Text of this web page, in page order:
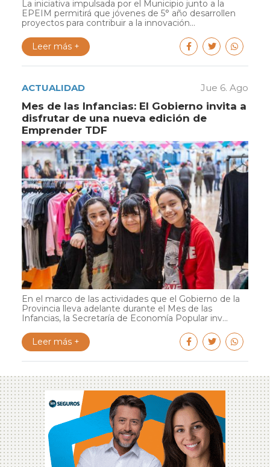
La iniciativa impulsada por el Municipio junto a la
EPEIM permitirá que jóvenes de 5° año desarrollen
proyectos para contribuir a la innovación...
Leer más +
ACTUALIDAD Jue 6. Ago
Mes de las Infancias: El Gobierno invita a
disfrutar de una nueva edición de
Emprender TDF
En el marco de las actividades que el Gobierno de la
Provincia lleva adelante durante el Mes de las
Infancias, la Secretaría de Economía Popular inv...
Leer más +